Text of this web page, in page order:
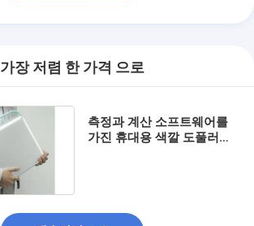
가장 저렴 한 가격 으로
측정과 계산 소프트웨어를
가진 휴대용 색깔 도풀러